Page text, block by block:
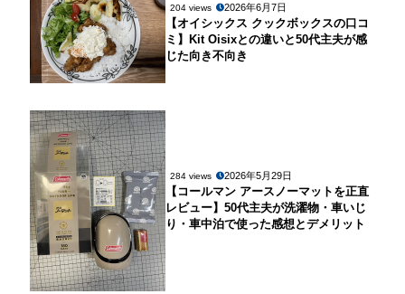
204 views 2026年6月7日
【オイシックス クックボックスの口コ
ミ】Kit Oisixとの違いと50代主夫が感
じた向き不向き
284 views 2026年5月29日
【コールマン アースノーマットを正直
レビュー】50代主夫が洗濯物・車いじ
り・車中泊で使った感想とデメリット